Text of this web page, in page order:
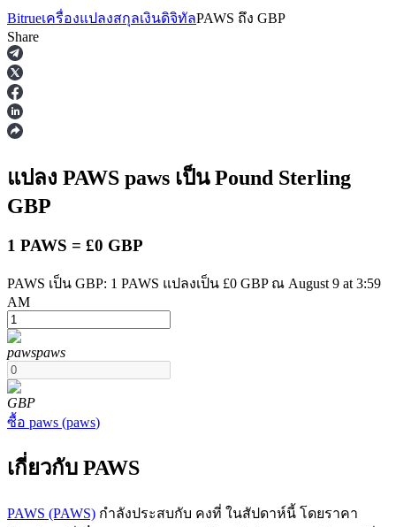
ฟิวเจอร์ส
ฟิวเจอร์สที่ใช้ USDT เป็นหลักประกัน
Bitrueเครื่องแปลงสกุลเงินดิจิทัลPAWS ถึง GBP
Share
แปลง PAWS paws เป็น Pound Sterling
GBP
1 PAWS = £0 GBP
PAWS เป็น GBP: 1 PAWS แปลงเป็น £0 GBP ณ August 9 at 3:59
AM
pawspaws
GBP
ซื้อ paws (paws)
เกี่ยวกับ PAWS
PAWS (PAWS) กำลังประสบกับ คงที่ ในสัปดาห์นี้ โดยราคา